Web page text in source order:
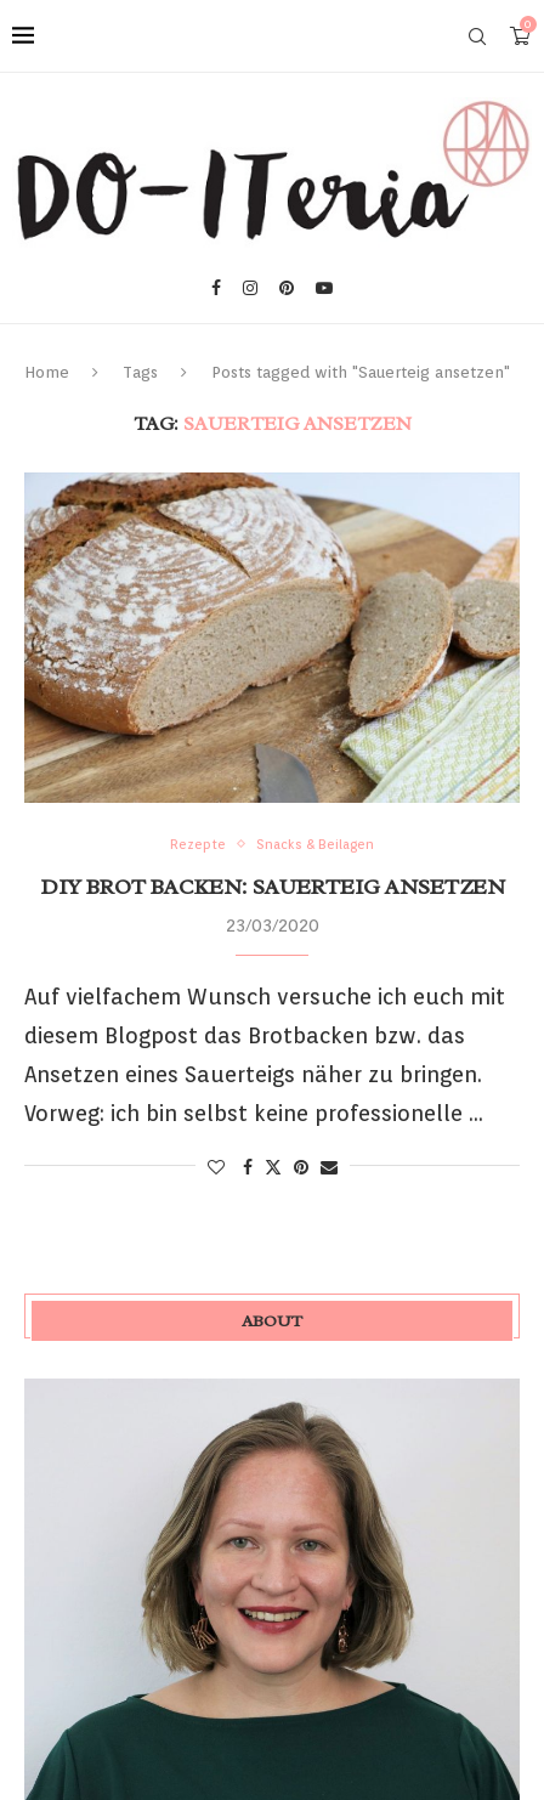
0
Home Tags Posts tagged with "Sauerteig ansetzen"
TAG: SAUERTEIG ANSETZEN
Rezepte Snacks & Beilagen
DIY BROT BACKEN: SAUERTEIG ANSETZEN
23/03/2020
Auf vielfachem Wunsch versuche ich euch mit
diesem Blogpost das Brotbacken bzw. das
Ansetzen eines Sauerteigs näher zu bringen.
Vorweg: ich bin selbst keine professionelle …
ABOUT